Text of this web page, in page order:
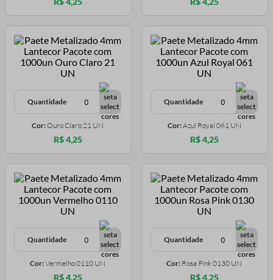
Quantidade
Cor:Ouro Claro 21 UN
R$ 4,25
Quantidade
Cor:Azul Royal 061 UN
R$ 4,25
Quantidade
Cor:Vermelho 0110 UN
R$ 4,25
Quantidade
Cor: Rosa Pink 0130 UN
R$ 4,25